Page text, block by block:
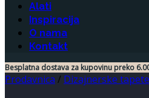
Alati
Inspiracija
O nama
Kontakt
Besplatna dostava za kupovinu preko
Prodavnica / Dizajnerske tapete